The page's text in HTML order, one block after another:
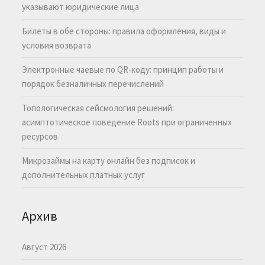
указывают юридические лица
Билеты в обе стороны: правила оформления, виды и
условия возврата
Электронные чаевые по QR-коду: принцип работы и
порядок безналичных перечислений
Топологическая сейсмология решений:
асимптотическое поведение Roots при ограниченных
ресурсов
Микрозаймы на карту онлайн без подписок и
дополнительных платных услуг
Архив
Август 2026